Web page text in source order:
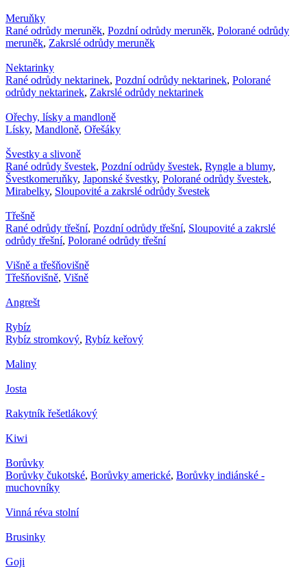
Meruňky
Rané odrůdy meruněk, Pozdní odrůdy meruněk, Polorané odrůdy
meruněk, Zakrslé odrůdy meruněk
Nektarinky
Rané odrůdy nektarinek, Pozdní odrůdy nektarinek, Polorané
odrůdy nektarinek, Zakrslé odrůdy nektarinek
Ořechy, lísky a mandloně
Lísky, Mandloně, Ořešáky
Švestky a slivoně
Rané odrůdy švestek, Pozdní odrůdy švestek, Ryngle a blumy,
Švestkomeruňky, Japonské švestky, Polorané odrůdy švestek,
Mirabelky, Sloupovité a zakrslé odrůdy švestek
Třešně
Rané odrůdy třešní, Pozdní odrůdy třešní, Sloupovité a zakrslé
odrůdy třešní, Polorané odrůdy třešní
Višně a třešňovišně
Třešňovišně, Višně
Angrešt
Rybíz
Rybíz stromkový, Rybíz keřový
Maliny
Josta
Rakytník řešetlákový
Kiwi
Borůvky
Borůvky čukotské, Borůvky americké, Borůvky indiánské -
muchovníky
Vinná réva stolní
Brusinky
Goji